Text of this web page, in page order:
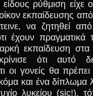
είδους ρύθμιση είχε
εκπαίδευσης
να ζητηθεί
έχουν πραγματικά
εκπαίδευση στα
ότι αυτό
οι γονείς θα
και ένα δίπλωμα
λυκείου (sic!),